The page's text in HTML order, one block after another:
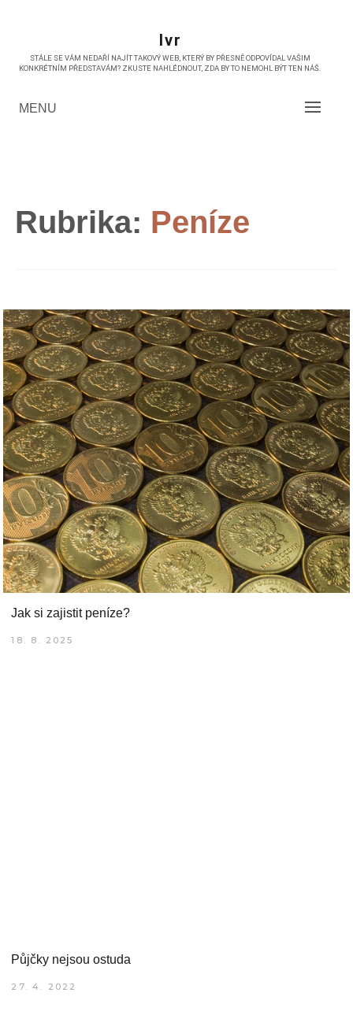
Ivr
STÁLE SE VÁM NEDAŘÍ NAJÍT TAKOVÝ WEB, KTERÝ BY PŘESNĚ ODPOVÍDAL VAŠIM
KONKRÉTNÍM PŘEDSTAVÁM? ZKUSTE NAHLÉDNOUT, ZDA BY TO NEMOHL BÝT TEN NÁŠ.
MENU
Rubrika: Peníze
Jak si zajistit peníze?
18. 8. 2025
Půjčky nejsou ostuda
27. 4. 2022